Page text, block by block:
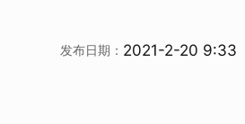
发布日期： 2021-2-20 9:33